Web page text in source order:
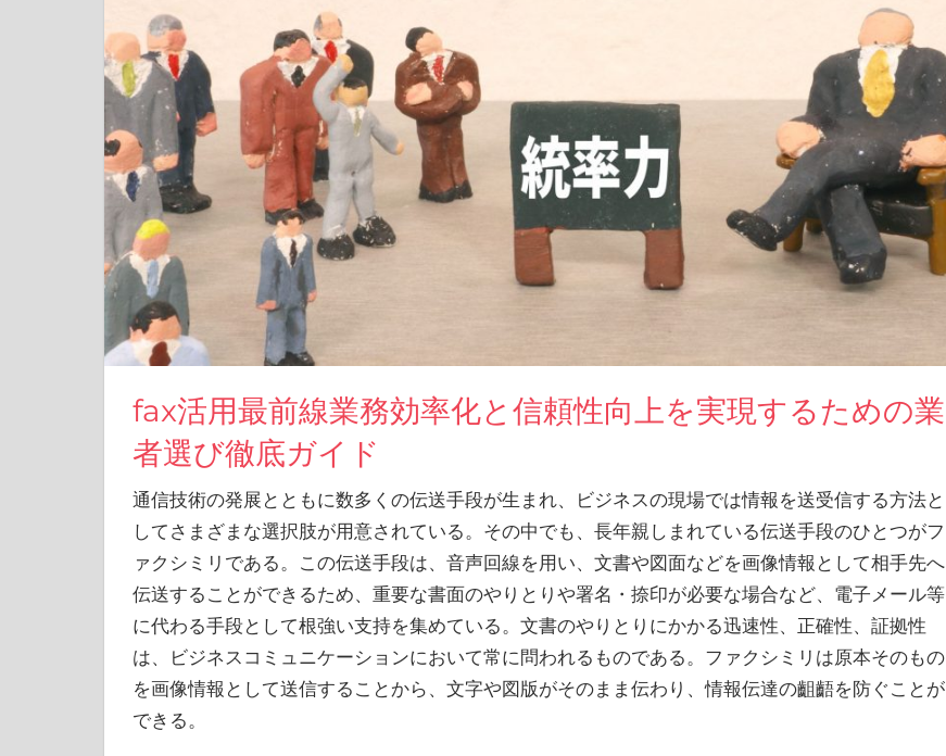
fax活用最前線業務効率化と信頼性向上を実現するための業
者選び徹底ガイド
通信技術の発展とともに数多くの伝送手段が生まれ、ビジネスの現場では情報を送受信する方法と
してさまざまな選択肢が用意されている。 その中でも、長年親しまれている伝送手段のひとつがフ
ァクシミリである。この伝送手段は、音声回線を用い、文書や図面などを画像情報として相手先へ
伝送することができるため、重要な書面のやりとりや署名・捺印が必要な場合など、電子メール等
に代わる手段として根強い支持を集めている。文書のやりとりにかかる迅速性、正確性、証拠性
は、ビジネスコミュニケーションにおいて常に問われるものである。ファクシミリは原本そのもの
を画像情報として送信することから、文字や図版がそのまま伝わり、情報伝達の齟齬を防ぐことが
できる。